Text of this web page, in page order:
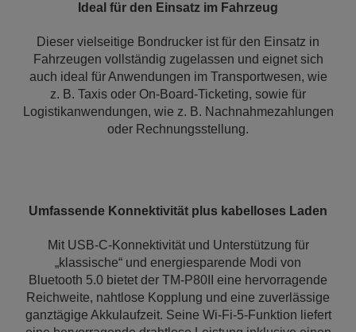
Ideal für den Einsatz im Fahrzeug
Dieser vielseitige Bondrucker ist für den Einsatz in
Fahrzeugen vollständig zugelassen und eignet sich
auch ideal für Anwendungen im Transportwesen, wie
z. B. Taxis oder On-Board-Ticketing, sowie für
Logistikanwendungen, wie z. B. Nachnahmezahlungen
oder Rechnungsstellung.
Umfassende Konnektivität plus kabelloses Laden
Mit USB-C-Konnektivität und Unterstützung für
„klassische“ und energiesparende Modi von
Bluetooth 5.0 bietet der TM-P80II eine hervorragende
Reichweite, nahtlose Kopplung und eine zuverlässige
ganztägige Akkulaufzeit. Seine Wi-Fi-5-Funktion liefert